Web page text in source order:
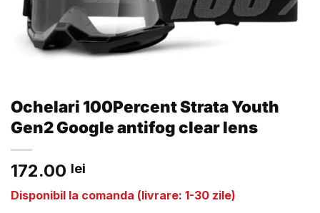
Ochelari 100Percent Strata Youth
Gen2 Google antifog clear lens
172.00 lei
Disponibil la comanda (livrare: 1-30 zile)